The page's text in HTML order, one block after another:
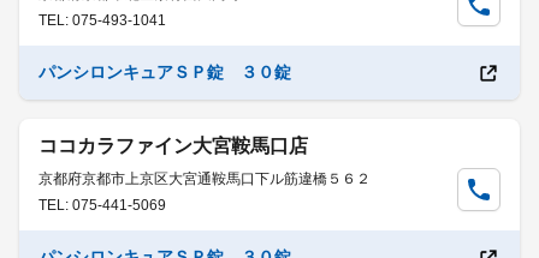
TEL: 075-493-1041
パンシロンキュアＳＰ錠 ３０錠
ココカラファイン大宮鞍馬口店
京都府京都市上京区大宮通鞍馬口下ル筋違橋５６２
TEL: 075-441-5069